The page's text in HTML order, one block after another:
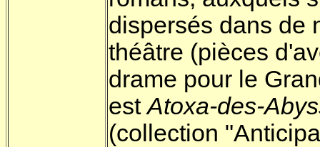
dispersés dans de
théâtre (pièces
drame pour le
estAtoxa-des-
(collection